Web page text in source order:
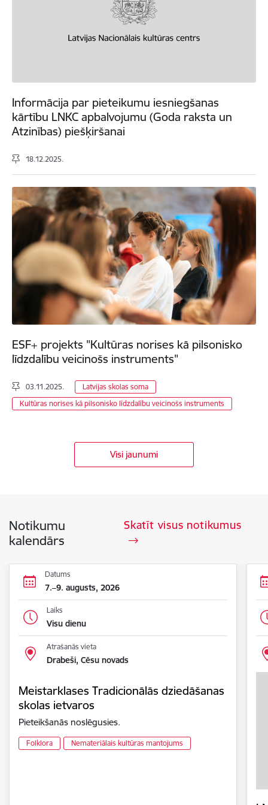
Informācija par pieteikumu iesniegšanas
kārtību LNKC apbalvojumu (Goda raksta un
Atzinības) piešķiršanai
18.12.2025.
ESF+ projekts "Kultūras norises kā pilsonisko
līdzdalību veicinošs instruments"
03.11.2025.
Latvijas skolas soma
Kultūras norises kā pilsonisko līdzdalību veicinošs instruments
Visi jaunumi
Notikumu
kalendārs
Skatīt visus notikumus
Datums
7.–9. augusts, 2026
Laiks
Visu dienu
Atrašanās vieta
Drabeši, Cēsu novads
Meistarklases Tradicionālās dziedāšanas
skolas ietvaros
Pieteikšanās noslēgusies.
Folklora Nemateriālais kultūras mantojums